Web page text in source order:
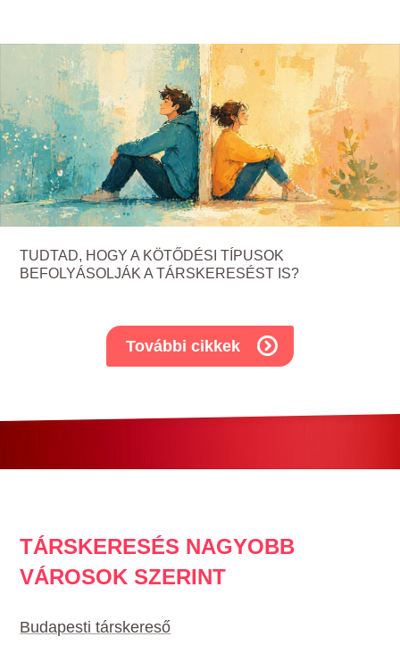
TUDTAD, HOGY A KÖTŐDÉSI TÍPUSOK
BEFOLYÁSOLJÁK A TÁRSKERESÉST IS?
További cikkek
TÁRSKERESÉS NAGYOBB
VÁROSOK SZERINT
Budapesti társkereső